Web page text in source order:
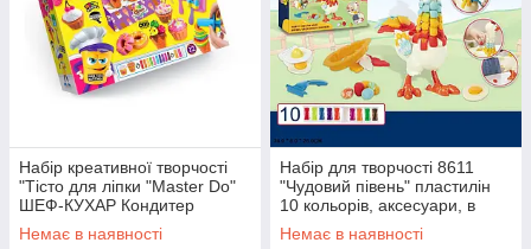
Набір креативної творчості
"Тісто для ліпки "Master Do"
ШЕФ-КУХАР Кондитер
середнє.
Немає в наявності
Набір для творчості 8611
"Чудовий півень" пластилін
10 кольорів, аксесуари, в
коробці 34-8-26 см
Немає в наявності